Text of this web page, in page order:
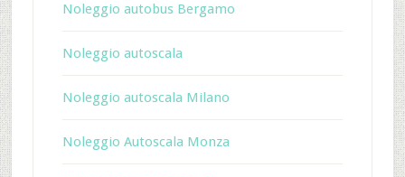
Noleggio autobus Bergamo
Noleggio autoscala
Noleggio autoscala Milano
Noleggio Autoscala Monza